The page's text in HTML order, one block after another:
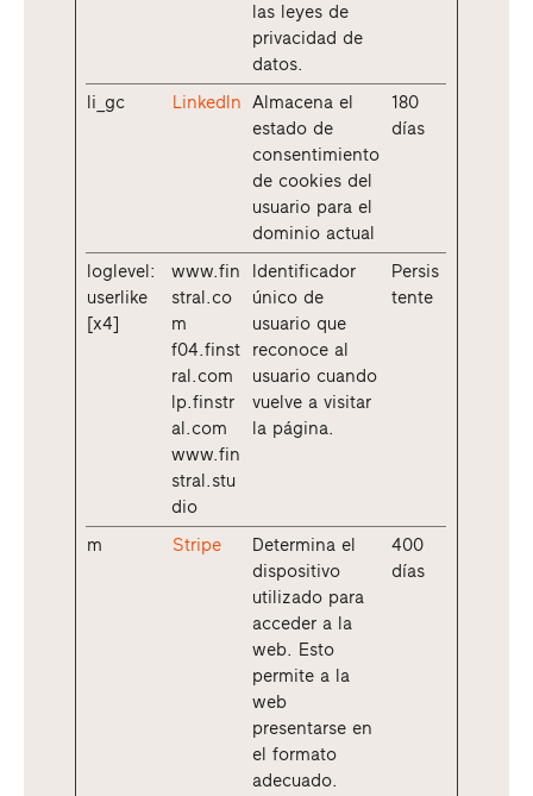
las leyes de
privacidad de
datos.
li_gc LinkedIn Almacena el
estado de
consentimiento
de cookies del
usuario para el
dominio actual
180
días
loglevel:
userlike
[x4]
www.fin
stral.co
m
f04.finst
ral.com
lp.finstr
al.com
www.fin
stral.stu
dio
Identificador
único de
usuario que
reconoce al
usuario cuando
vuelve a visitar
la página.
Persis
tente
m Stripe
Determina el
dispositivo
utilizado para
acceder a la
web. Esto
permite a la
web
presentarse en
el formato
adecuado.
400
días